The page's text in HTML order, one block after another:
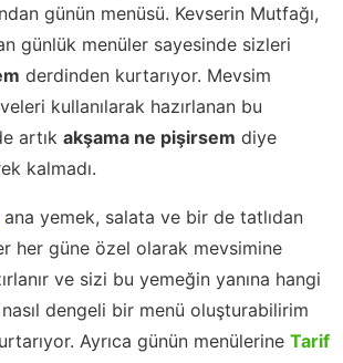
günün menüsü. Kevserin Mutfağı,
günlük menüler sayesinde sizleri
derdinden kurtarıyor. Mevsim
kullanılarak hazırlanan bu
artık akşama ne pişirsem diye
kalmadı.
ana yemek, salata ve bir de tatlıdan
her güne özel olarak mevsimine
ve sizi bu yemeğin yanına hangi
dengeli bir menü oluşturabilirim
Ayrıca günün menülerine Tarif